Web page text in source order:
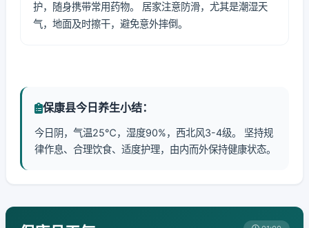
护，随身携带常用药物。 居家注意防滑，尤其是潮湿天
气，地面及时擦干，避免意外摔倒。
保康县今日养生小结：
今日阴，气温25℃，湿度90%，西北风3-4级。 坚持规
律作息、合理饮食、适度护理，由内而外保持健康状态。